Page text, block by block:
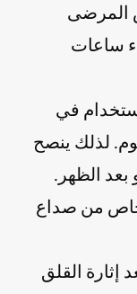
المرضى
ساعات
في
لذلك ينصح
بعد الظهر.
من صداع
إثارة القلق